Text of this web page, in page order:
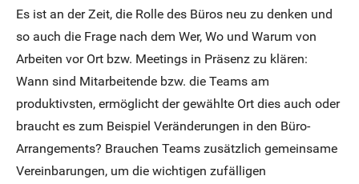
Es ist an der Zeit, die Rolle des Büros neu zu denken und
so auch die Frage nach dem Wer, Wo und Warum von
Arbeiten vor Ort bzw. Meetings in Präsenz zu klären:
Wann sind Mitarbeitende bzw. die Teams am
produktivsten, ermöglicht der gewählte Ort dies auch oder
braucht es zum Beispiel Veränderungen in den Büro-
Arrangements? Brauchen Teams zusätzlich gemeinsame
Vereinbarungen, um die wichtigen zufälligen